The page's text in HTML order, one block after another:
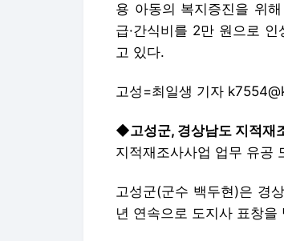
용 아동의 복지증진을 위
급·간식비를 2만 원으로
고 있다.
고성=최일생 기자
◆고성군, 경상남도 지적재
지적재조사사업 업무 유공
고성군(군수 백두현)은 경
년 연속으로 도지사 표창을